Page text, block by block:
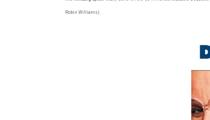
Robin Williams).